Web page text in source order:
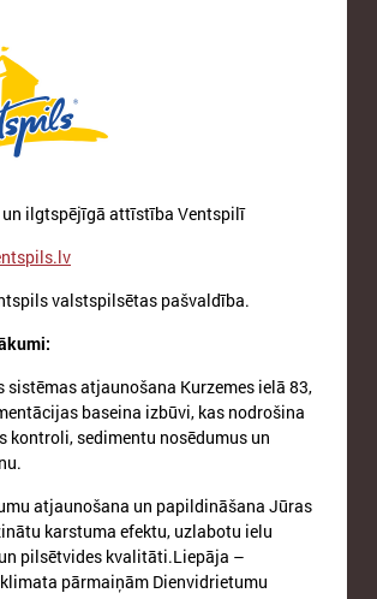
ilgtspējīgā attīstība Ventspilī
valstspilsētas pašvaldība.
sistēmas atjaunošana Kurzemes ielā 83,
baseina izbūvi, kas nodrošina
kontroli, sedimentu nosēdumus un
atjaunošana un papildināšana Jūras
karstuma efektu, uzlabotu ielu
pilsētvides kvalitāti.Liepāja –
pārmaiņām Dienvidrietumu
apvienība
asociācija
apvienība